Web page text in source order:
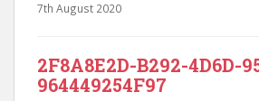
7th August 2020
2F8A8E2D-B292-4D6D-
964449254F97